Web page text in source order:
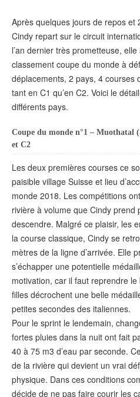
Après quelques jours de repos et
Cindy repart sur le circuit
l’an dernier très prometteuse,
classement coupe du monde à
déplacements, 2 pays, 4 courses
tant en C1 qu’en C2. Voici le
différents pays.
Coupe du monde n°1 – Muothatal
et C2
Les deux premières courses ce
paisible village Suisse et lieu
monde 2018. Les compétitions
rivière à volume que Cindy prend
descendre. Malgré ce plaisir, les
la course classique, Cindy se
mètres de la ligne d’arrivée. Elle
s’échapper une potentielle
motivation, car il faut reprendre
filles décrochent une belle
petites secondes des italiennes.
Pour le sprint le lendemain,
fortes pluies dans la nuit ont fait
40 à 75 m3 d’eau par seconde.
de la rivière qui devient un vrai
physique. Dans ces conditions
décide de ne pas faire courir les